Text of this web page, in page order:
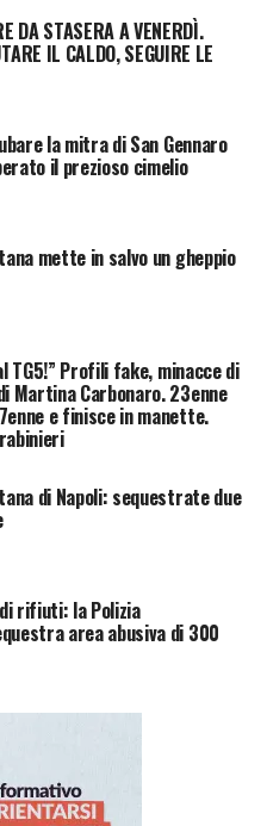
DA STASERA A VENERDÌ.
IL CALDO, SEGUIRE LE
la mitra di San Gennaro
il prezioso cimelio
mette in salvo un gheppio
TG5!” Profili fake, minacce di
Martina Carbonaro. 23enne
e finisce in manette.
di Napoli: sequestrate due
rifiuti: la Polizia
area abusiva di 300